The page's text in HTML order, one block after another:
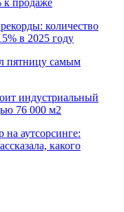
к продаже
количество
в 2025 году
пятницу самым
индустриальный
76 000 м2
на аутсорсинге:
какого